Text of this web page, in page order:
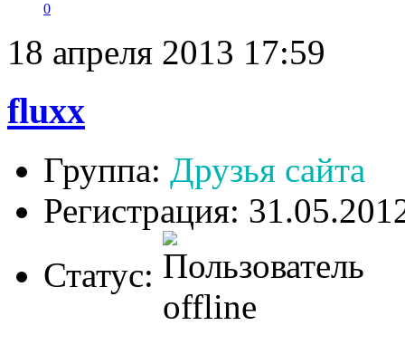
0
18 апреля 2013 17:59
fluxx
Группа: Друзья сайта
Регистрация:
Статус: